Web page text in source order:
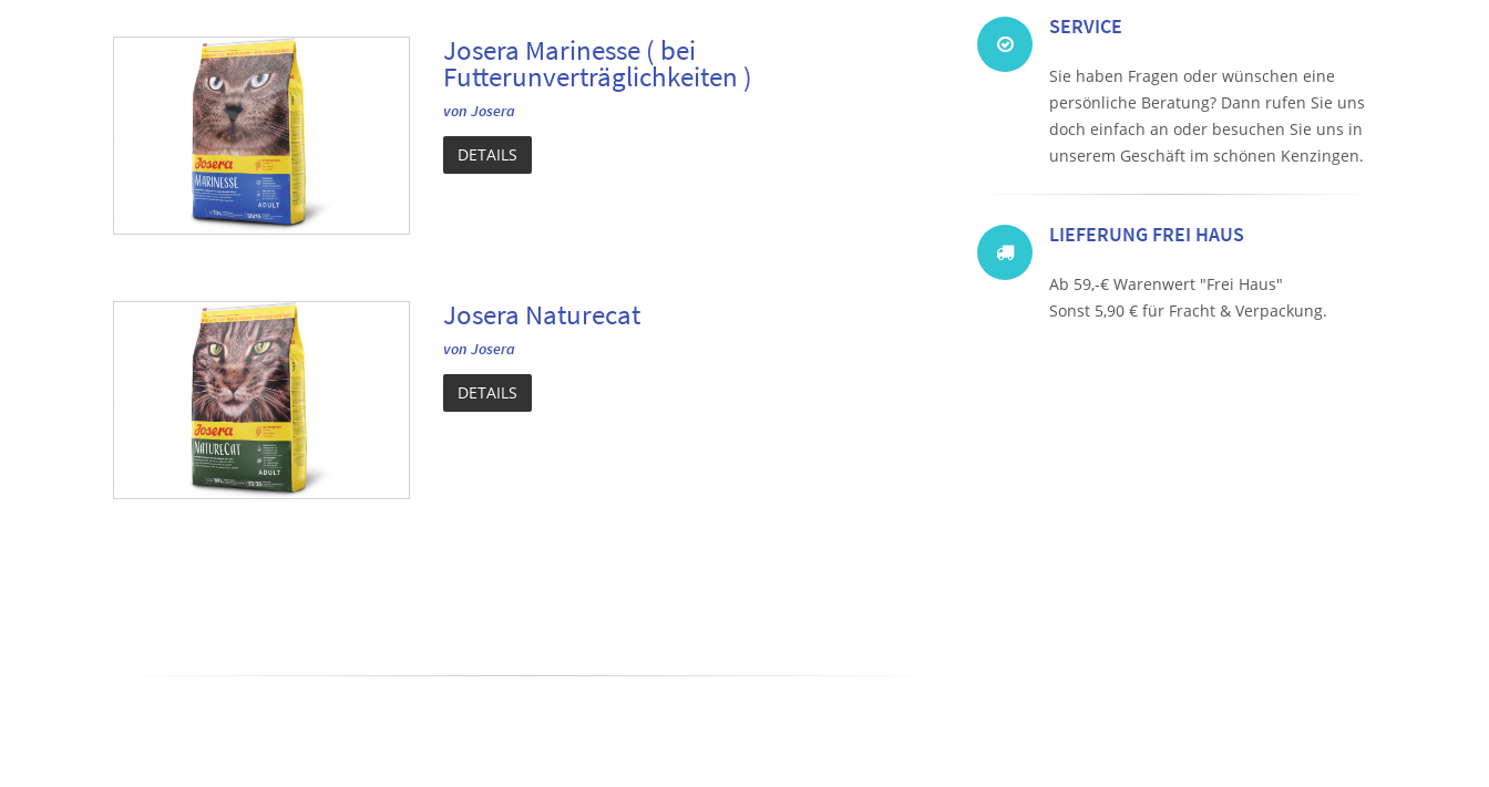
Josera Marinesse ( bei
Futterunverträglichkeiten )
von Josera
DETAILS
Josera Naturecat
von Josera
DETAILS
SERVICE
Sie haben Fragen oder wünschen eine
persönliche Beratung? Dann rufen Sie uns
doch einfach an oder besuchen Sie uns in
unserem Geschäft im schönen Kenzingen.
LIEFERUNG FREI HAUS
Ab 59,-€ Warenwert "Frei Haus"
Sonst 5,90 € für Fracht & Verpackung.